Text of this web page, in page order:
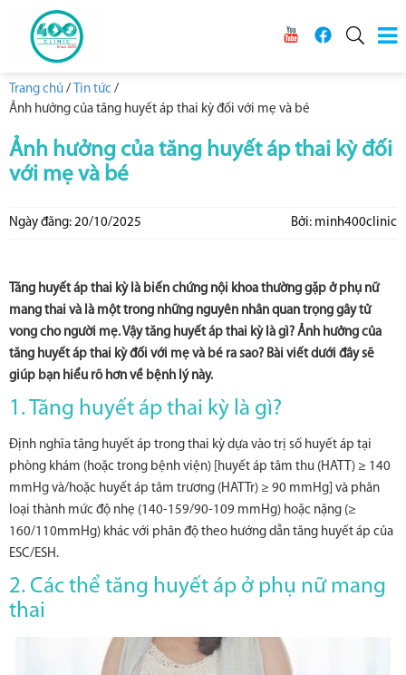
Trang chủ / Tin tức /
Ảnh hưởng của tăng huyết áp thai kỳ đối với mẹ và bé
Ảnh hưởng của tăng huyết áp thai kỳ đối
với mẹ và bé
Ngày đăng: 20/10/2025 Bởi: minh400clinic
Tăng huyết áp thai kỳ là biến chứng nội khoa thường gặp ở phụ nữ
mang thai và là một trong những nguyên nhân quan trọng gây tử
vong cho người mẹ. Vậy tăng huyết áp thai kỳ là gì? Ảnh hưởng của
tăng huyết áp thai kỳ đối với mẹ và bé ra sao? Bài viết dưới đây sẽ
giúp bạn hiểu rõ hơn về bệnh lý này.
1. Tăng huyết áp thai kỳ là gì?
Định nghĩa tăng huyết áp trong thai kỳ dựa vào trị số huyết áp tại
phòng khám (hoặc trong bệnh viện) [huyết áp tâm thu (HATT) ≥ 140
mmHg và/hoặc huyết áp tâm trương (HATTr) ≥ 90 mmHg] và phân
loại thành mức độ nhẹ (140-159/90-109 mmHg) hoặc nặng (≥
160/110mmHg) khác với phân độ theo hướng dẫn tăng huyết áp của
ESC/ESH.
2. Các thể tăng huyết áp ở phụ nữ mang
thai